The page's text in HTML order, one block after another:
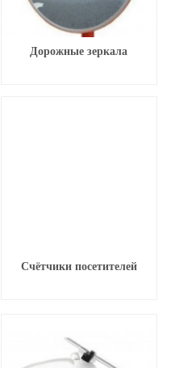
Дорожные зеркала
Счётчики посетителей